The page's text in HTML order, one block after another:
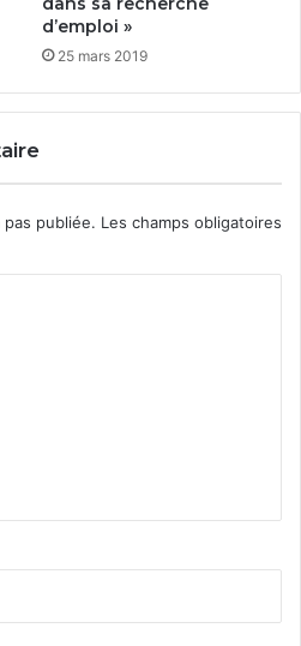
d’emploi »
25 mars 2019
publiée. Les champs obligatoires